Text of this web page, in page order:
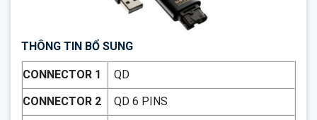
THÔNG TIN BỔ SUNG
CONNECTOR 1
QD
CONNECTOR 2
QD 6 PINS